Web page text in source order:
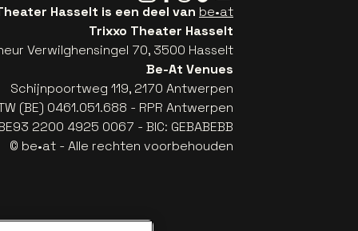
Hasselt is een deel van be•at
Trixxo Theater Hasselt
Verwilghensingel 70, 3500 Hasselt
Be-At Venues
Schijnpoortweg 119, 2170 Antwerpen
(BE) 0461.051.688 - RPR Antwerpen
2200 4925 0067 - BIC: GEBABEBB
© be•at - Alle rechten voorbehouden